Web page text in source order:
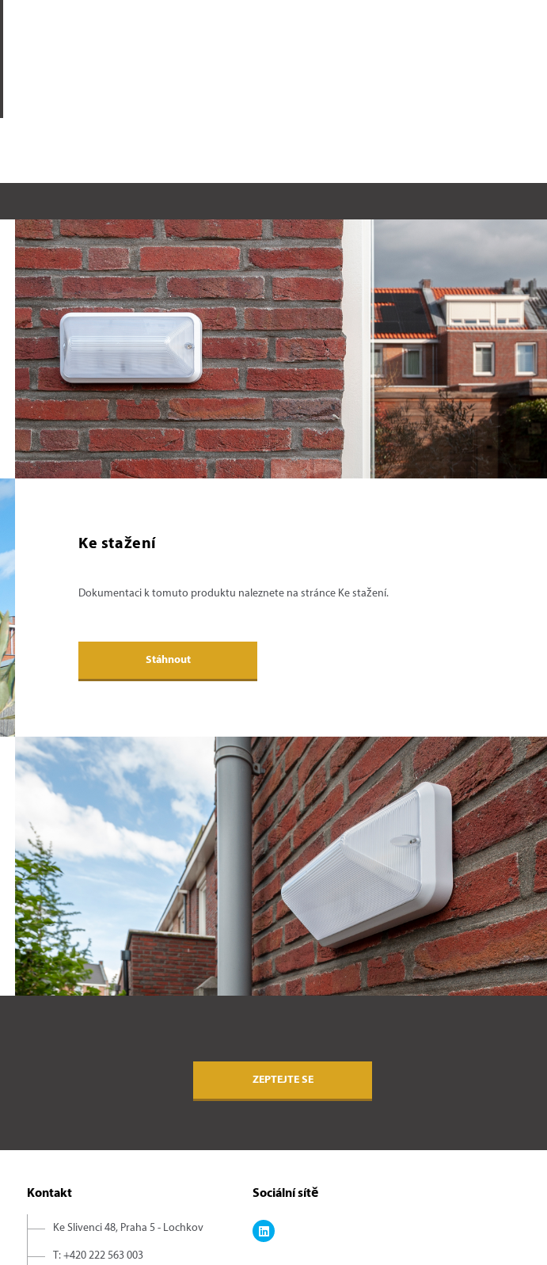
Ke stažení
Dokumentaci k tomuto produktu naleznete na stránce Ke stažení.
Stáhnout
ZEPTEJTE SE
Kontakt
Ke Slivenci 48, Praha 5 - Lochkov
T: +420 222 563 003
Sociální sítě